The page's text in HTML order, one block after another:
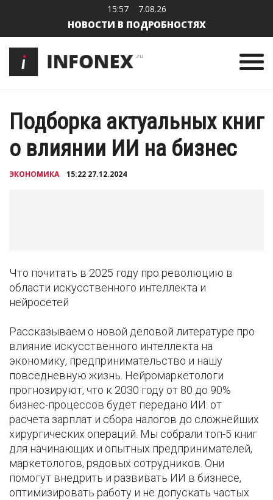
15:57 7.08.26
НОВОСТИ В ПОДРОБНОСТЯХ
Подборка актуальных книг
о влиянии ИИ на бизнес
ЭКОНОМИКА 15:22 27.12.2024
Что почитать в 2025 году про революцию в
области искусственного интеллекта и
нейросетей
Рассказываем о новой деловой литературе про
влияние искусственного интеллекта на
экономику, предпринимательство и нашу
повседневную жизнь. Нейромаркетологи
прогнозируют, что к 2030 году от 80 до 90%
бизнес-процессов будет передано ИИ: от
расчета зарплат и сбора налогов до сложнейших
хирургических операций. Мы собрали топ-5 книг
для начинающих и опытных предпринимателей,
маркетологов, рядовых сотрудников. Они
помогут внедрить и развивать ИИ в бизнесе,
оптимизировать работу и не допускать частых